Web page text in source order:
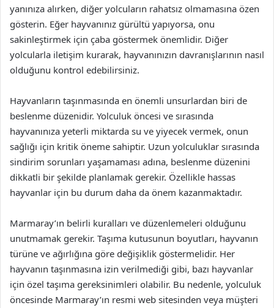
yanınıza alırken, diğer yolcuların rahatsız olmamasına özen
gösterin. Eğer hayvanınız gürültü yapıyorsa, onu
sakinleştirmek için çaba göstermek önemlidir. Diğer
yolcularla iletişim kurarak, hayvanınızın davranışlarının nasıl
olduğunu kontrol edebilirsiniz.
Hayvanların taşınmasında en önemli unsurlardan biri de
beslenme düzenidir. Yolculuk öncesi ve sırasında
hayvanınıza yeterli miktarda su ve yiyecek vermek, onun
sağlığı için kritik öneme sahiptir. Uzun yolculuklar sırasında
sindirim sorunları yaşamaması adına, beslenme düzenini
dikkatli bir şekilde planlamak gerekir. Özellikle hassas
hayvanlar için bu durum daha da önem kazanmaktadır.
Marmaray’ın belirli kuralları ve düzenlemeleri olduğunu
unutmamak gerekir. Taşıma kutusunun boyutları, hayvanın
türüne ve ağırlığına göre değişiklik göstermelidir. Her
hayvanın taşınmasına izin verilmediği gibi, bazı hayvanlar
için özel taşıma gereksinimleri olabilir. Bu nedenle, yolculuk
öncesinde Marmaray’ın resmi web sitesinden veya müşteri